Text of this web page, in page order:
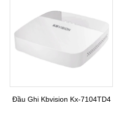
Đầu Ghi Kbvision Kx-7104TD4